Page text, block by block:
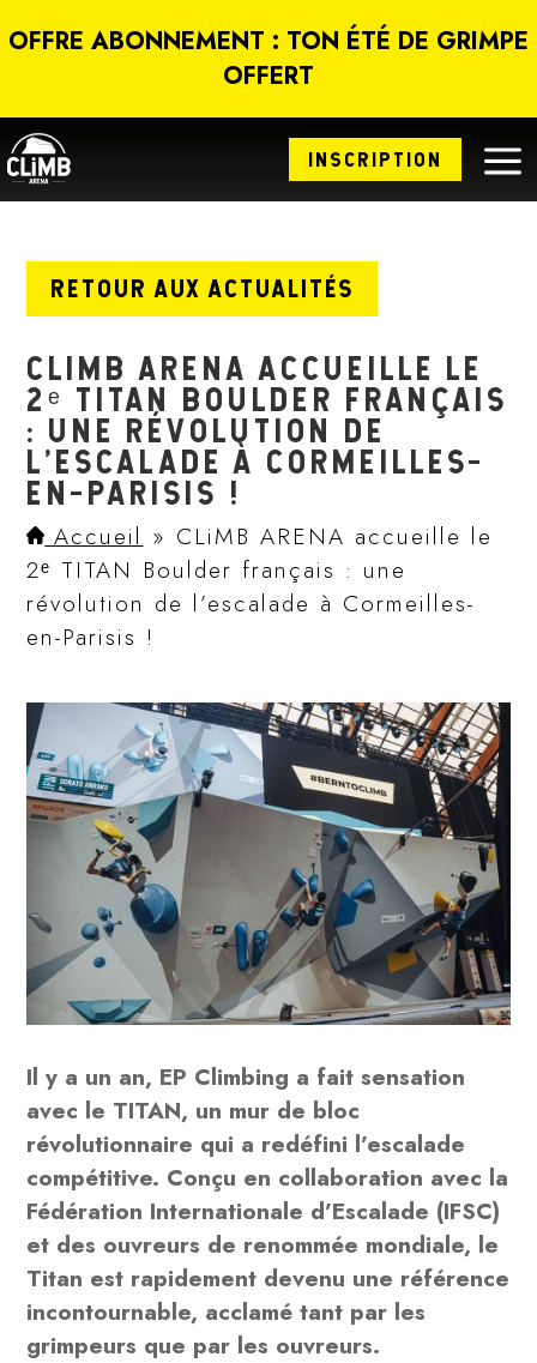
OFFRE ABONNEMENT : TON ÉTÉ DE GRIMPE
OFFERT
INSCRIPTION a
RETOUR AUX ACTUALITÉS
CLIMB ARENA ACCUEILLE LE
2ᵉ TITAN BOULDER FRANÇAIS
: UNE RÉVOLUTION DE
L’ESCALADE À CORMEILLES-
EN-PARISIS !
Accueil » CLiMB ARENA accueille le
2ᵉ TITAN Boulder français : une
révolution de l’escalade à Cormeilles-
en-Parisis !
Il y a un an, EP Climbing a fait sensation
avec le TITAN, un mur de bloc
révolutionnaire qui a redéfini l’escalade
compétitive. Conçu en collaboration avec la
Fédération Internationale d’Escalade (IFSC)
et des ouvreurs de renommée mondiale, le
Titan est rapidement devenu une référence
incontournable, acclamé tant par les
grimpeurs que par les ouvreurs.